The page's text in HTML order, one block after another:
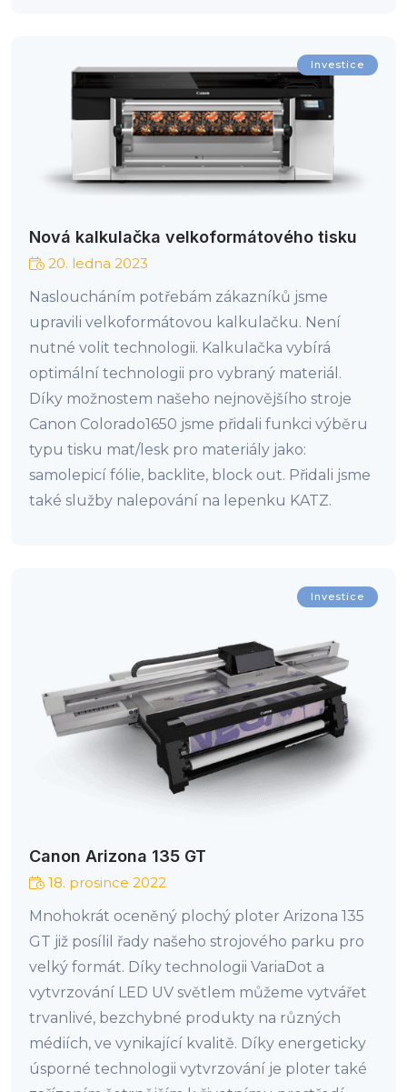
Investice
Nová kalkulačka velkoformátového tisku
20. ledna 2023
Nasloucháním potřebám zákazníků jsme
upravili velkoformátovou kalkulačku. Není
nutné volit technologii. Kalkulačka vybírá
optimální technologii pro vybraný materiál.
Díky možnostem našeho nejnovějšího stroje
Canon Colorado1650 jsme přidali funkci výběru
typu tisku mat/lesk pro materiály jako:
samolepicí fólie, backlite, block out. Přidali jsme
také služby nalepování na lepenku KATZ.
Investice
Canon Arizona 135 GT
18. prosince 2022
Mnohokrát oceněný plochý ploter Arizona 135
GT již posílil řady našeho strojového parku pro
velký formát. Díky technologii VariaDot a
vytvrzování LED UV světlem můžeme vytvářet
trvanlivé, bezchybné produkty na různých
médiích, ve vynikající kvalitě. Díky energeticky
úsporné technologii vytvrzování je ploter také